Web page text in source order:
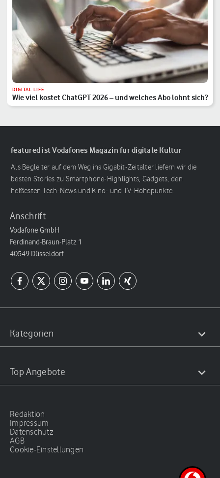
DIGITAL LIFE
Wie viel kostet ChatGPT 2026 – und welches Abo lohnt sich?
featured ist Vodafones Magazin für digitale Kultur
Als Begleiter auf dem Weg ins Gigabit-Zeitalter liefern wir die
besten Stories zu Smartphone-Highlights, Gadgets, den
heißesten Tech-News und Kino- und TV-Höhepunkte.
Anschrift
Vodafone GmbH
Ferdinand-Braun-Platz 1
40549 Düsseldorf
Kategorien
Top Angebote
Redaktion
Impressum
Datenschutz
AGB
Cookie-Einstellungen